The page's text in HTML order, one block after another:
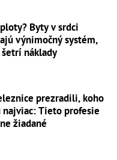
Byty v srdci
výnimočný systém,
náklady
prezradili, koho
najviac: Tieto profesie
žiadané